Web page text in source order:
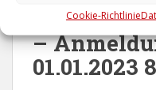
Cookie-Richtlinie
–
01.01.2023